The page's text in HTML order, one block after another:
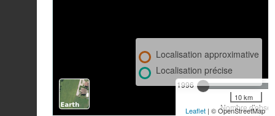
1996
Nombre
Localisation approximative
Localisation précise
10 km
Leaflet | © OpenStreetMap